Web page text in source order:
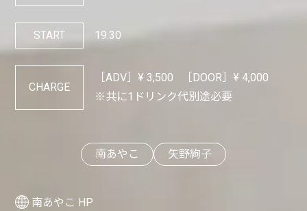
START 19:30
CHARGE
［ADV］¥ 3,500 ［DOOR］¥ 4,000
※共に1ドリンク代別途必要
南あやこ 矢野絢子
南あやこ HP